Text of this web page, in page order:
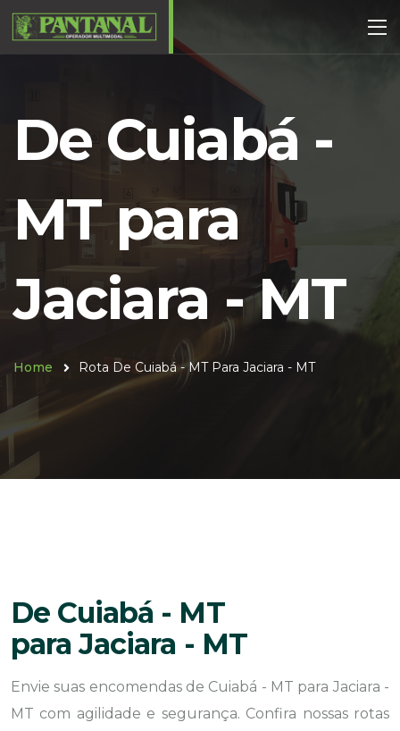
De Cuiabá -
MT para
Jaciara - MT
Home Rota De Cuiabá - MT Para Jaciara - MT
De Cuiabá - MT
para Jaciara - MT
Envie suas encomendas de Cuiabá - MT para Jaciara -
MT com agilidade e segurança. Confira nossas rotas